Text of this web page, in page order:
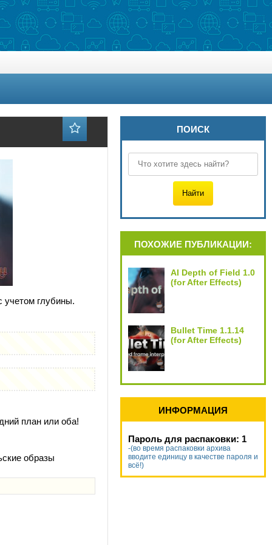
учетом глубины.
план или оба!
образы
ПОИСК
ПОХОЖИЕ ПУБЛИКАЦИИ:
AI Depth of Field 1.0
(for After Effects)
Bullet Time 1.1.14
(for After Effects)
ИНФОРМАЦИЯ
Пароль для распаковки: 1
-(во время распаковки архива
вводите единицу в качестве пароля и
всё!)